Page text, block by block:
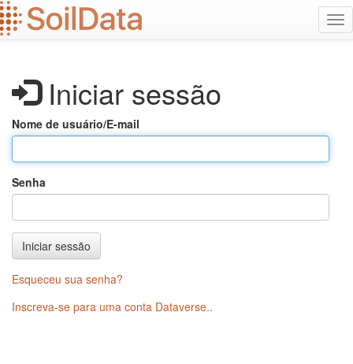
Ir
para
o
Iniciar sessão
Nome de usuário/E-mail
Senha
Iniciar sessão
Esqueceu sua senha?
Inscreva-se para uma conta Dataverse..